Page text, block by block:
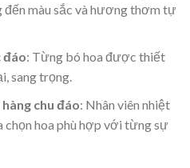
đến màu sắc và hương thơm tự
đáo: Từng bó hoa được thiết
sang trọng.
chu đáo: Nhân viên nhiệt
chọn hoa phù hợp với từng sự